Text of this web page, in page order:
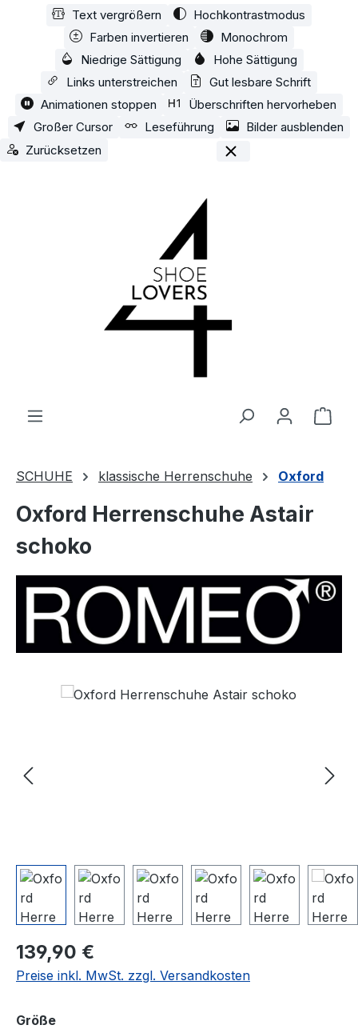
Zum Hauptinhalt springen
Text vergrößern
Hochkontrastmodus
Farben invertieren
Monochrom
Niedrige Sättigung
Hohe Sättigung
Links unterstreichen
Gut lesbare Schrift
Animationen stoppen
Überschriften hervorheben
Großer Cursor
Leseführung
Bilder ausblenden
Zurücksetzen
SCHUHE klassische Herrenschuhe Oxford
Oxford Herrenschuhe Astair
schoko
Bildergalerie überspringen
Regulärer Preis:
139,90 €
Preise inkl. MwSt. zzgl. Versandkosten
Größeauswählen